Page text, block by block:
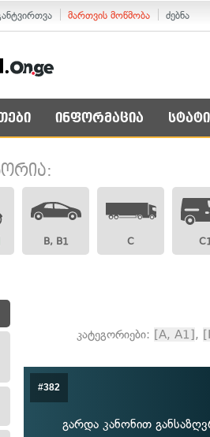
მართვის მოწმობა ძებნა
ინფორმაცია
B, B1 C
კატეგორიები: [A, A1],
#382
გარდა კანონით